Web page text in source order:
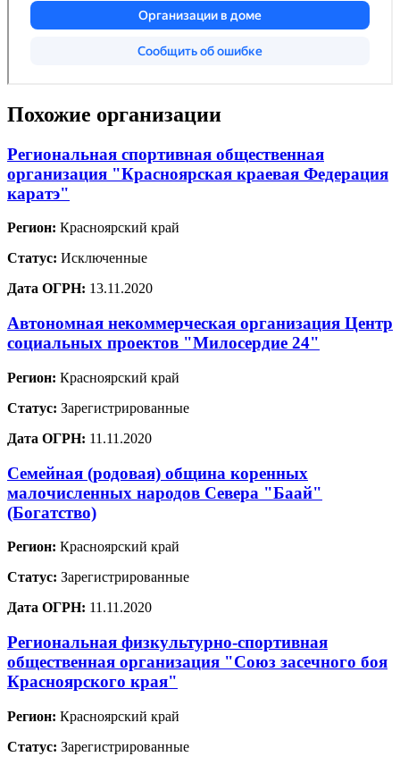
Похожие организации
Региональная спортивная общественная
организация "Красноярская краевая Федерация
каратэ"
Регион: Красноярский край
Статус: Исключенные
Дата ОГРН: 13.11.2020
Автономная некоммерческая организация Центр
социальных проектов "Милосердие 24"
Регион: Красноярский край
Статус: Зарегистрированные
Дата ОГРН: 11.11.2020
Семейная (родовая) община коренных
малочисленных народов Севера "Баай"
(Богатство)
Регион: Красноярский край
Статус: Зарегистрированные
Дата ОГРН: 11.11.2020
Региональная физкультурно-спортивная
общественная организация "Союз засечного боя
Красноярского края"
Регион: Красноярский край
Статус: Зарегистрированные